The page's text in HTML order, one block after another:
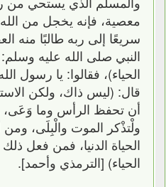
معصية، فإنه يخجل من
سريعًا إلى ربه طالبًا منه
النبي صلى الله عليه
الحياء)، فقالوا: يا رسول
قال: (ليس ذاك، ولكن
أن تحفظ الرأس وما وَعَى،
ولْتذْكر الموت والْبِلَى، ومن
الحياة الدنيا، فمن فعل
الحياء) [الترمذي وأحمد].